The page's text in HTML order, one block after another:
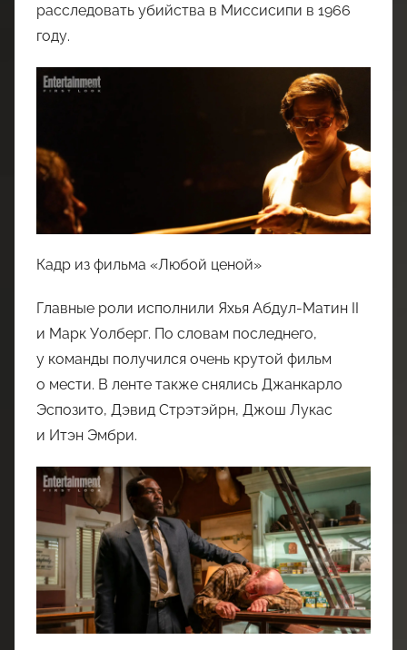
расследовать убийства в Миссисипи в 1966
году.
Кадр из фильма «Любой ценой»
Главные роли исполнили Яхья Абдул-Матин II
и Марк Уолберг. По словам последнего,
у команды получился очень крутой фильм
о мести. В ленте также снялись Джанкарло
Эспозито, Дэвид Стрэтэйрн, Джош Лукас
и Итэн Эмбри.